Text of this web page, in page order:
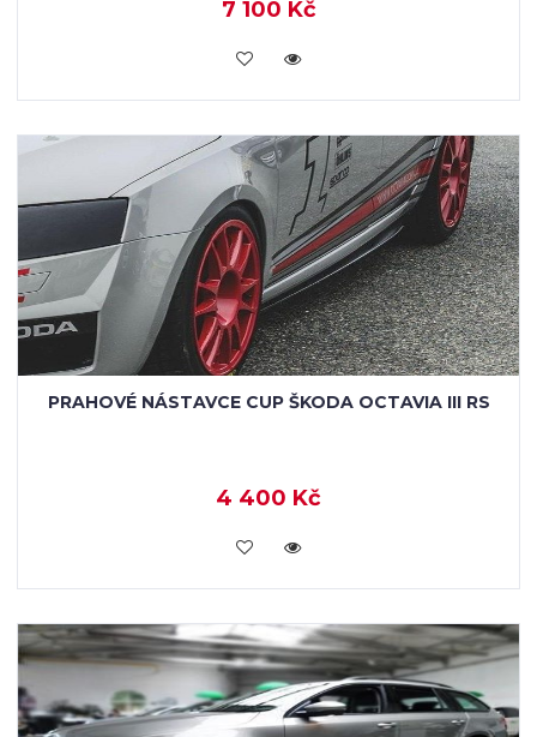
7 100 Kč
KOUPIT
PRAHOVÉ NÁSTAVCE CUP ŠKODA OCTAVIA III RS
4 400 Kč
KOUPIT